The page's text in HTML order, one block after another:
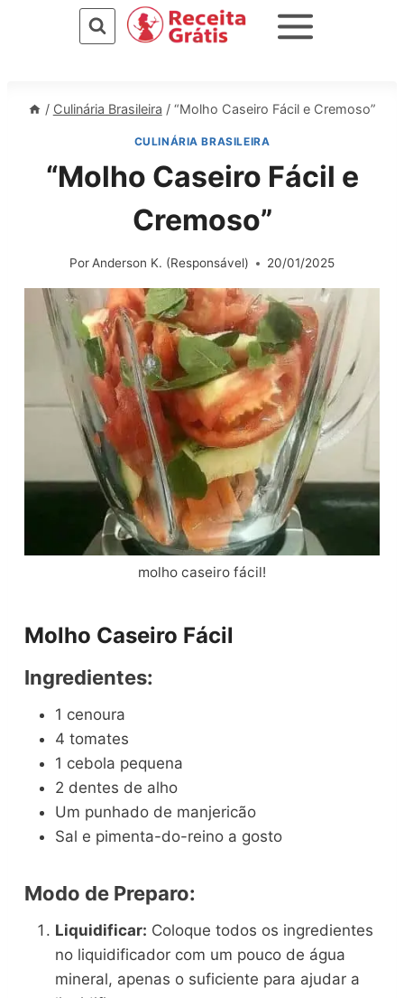
/ Culinária Brasileira / “Molho Caseiro Fácil e Cremoso”
CULINÁRIA BRASILEIRA
“Molho Caseiro Fácil e
Cremoso”
PorAnderson K. (Responsável) 20/01/2025
molho caseiro fácil!
Molho Caseiro Fácil
Ingredientes:
1 cenoura
4 tomates
1 cebola pequena
2 dentes de alho
Um punhado de manjericão
Sal e pimenta-do-reino a gosto
Modo de Preparo:
Liquidificar: Coloque todos os ingredientes
no liquidificador com um pouco de água
mineral, apenas o suficiente para ajudar a